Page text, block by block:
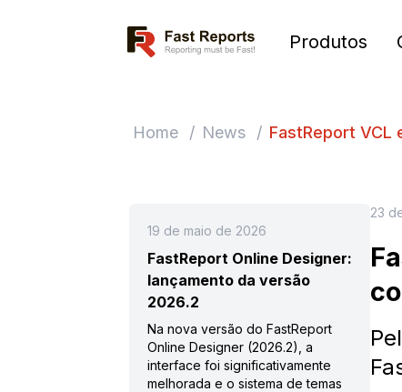
Fast Reports Produtos
Home / News / FastReport VCL
23
19 de maio de 2026
FastReport Online Designer:
lançamento da versão
2026.2
Na nova versão do FastReport
Online Designer (2026.2), a
interface foi significativamente
melhorada e o sistema de temas